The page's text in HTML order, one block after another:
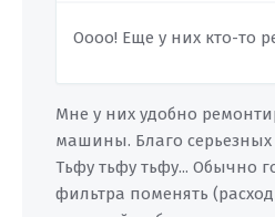
Оооо! Еще у них кто-то
Мне у них удобно
машины. Благо
Тьфу тьфу тьфу... Обычно
фильтра поменять